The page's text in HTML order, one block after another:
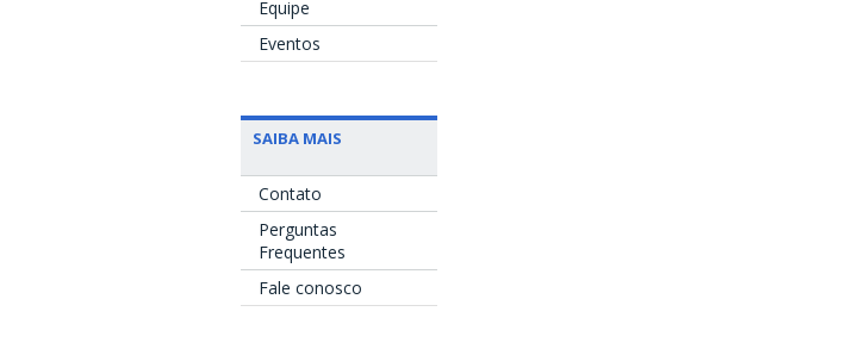
Equipe
Eventos
SAIBA MAIS
Contato
Perguntas
Frequentes
Fale conosco